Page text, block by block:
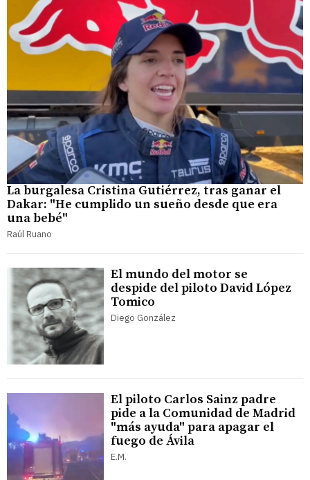
La burgalesa Cristina Gutiérrez, tras ganar el
Dakar: "He cumplido un sueño desde que era
una bebé"
Raúl Ruano
El mundo del motor se
despide del piloto David López
Tomico
Diego González
El piloto Carlos Sainz padre
pide a la Comunidad de Madrid
"más ayuda" para apagar el
fuego de Ávila
E.M.